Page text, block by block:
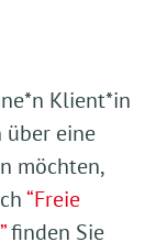
Klient*in
über eine
möchten,
“Freie
finden Sie